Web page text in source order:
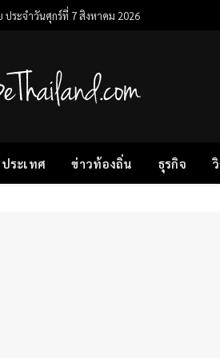
ประจำวันศุกร์ที่ 7 สิงหาคม 2026
ระเทศ ข่าวท้องถิ่น ธุรกิจ